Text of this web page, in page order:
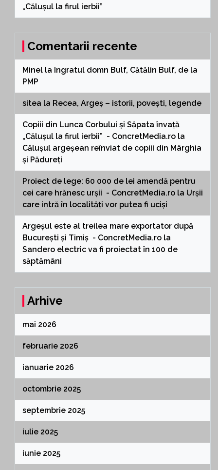
„Călușul la firul ierbii”
Comentarii recente
Minel la Ingratul domn Bulf, Cătălin Bulf, de la
PMP
sitea la Recea, Argeș – istorii, povești, legende
Copiii din Lunca Corbului și Săpata învață
„Călușul la firul ierbii” - ConcretMedia.ro la
Călușul argeșean reînviat de copiii din Mârghia
și Pădureți
Proiect de lege: 60 000 de lei amendă pentru
cei care hrănesc urșii - ConcretMedia.ro la Urșii
care intră în localități vor putea fi uciși
Argeșul este al treilea mare exportator după
București și Timiș - ConcretMedia.ro la
Sandero electric va fi proiectat în 100 de
săptămâni
Arhive
mai 2026
februarie 2026
ianuarie 2026
octombrie 2025
septembrie 2025
iulie 2025
iunie 2025